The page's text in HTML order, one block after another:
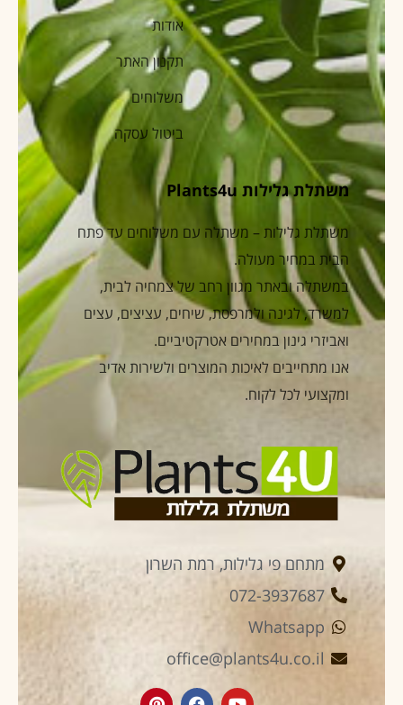
אודות
תקנון האתר
משלוחים
ביטול עסקה
משתלת גלילות Plants4u
משתלת גלילות – משתלה עם משלוחים עד פתח
הבית במחיר מעולה.
במשתלה ובאתר מגוון רחב של צמחיה לבית,
למשרד, לגינה ולמרפסת, שיחים, עציצים, עצים
ואביזרי גינון במחירים אטרקטיביים.
אנו מתחייבים לאיכות המוצרים ולשירות אדיב
ומקצועי לכל לקוח.
מתחם פי גלילות, רמת השרון
072-3937687
Whatsapp
office@plants4u.co.il